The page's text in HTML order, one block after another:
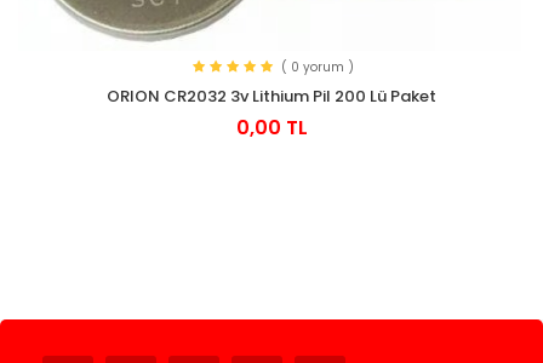
( 0 yorum )
ORION CR2032 3v Lithium Pil 200 Lü Paket
0,00 TL